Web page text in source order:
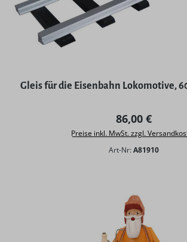
Gleis für die Eisenbahn Lokomotive,
Regulärer Preis:
86,00 €
Preise inkl. MwSt. zzgl.
Art-Nr:A81910